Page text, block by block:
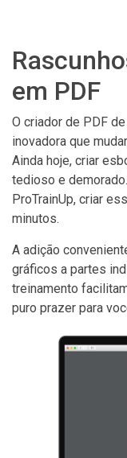
em PDF
O criador de PDF
inovadora que
Ainda hoje, criar
tedioso e
ProTrainUp, criar
minutos.
A adição
gráficos a partes
treinamento
puro prazer para